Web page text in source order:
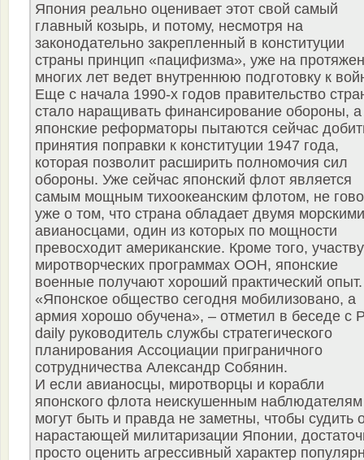
Япония реально оценивает этот свой самый
главный козырь, и потому, несмотря на
законодательно закрепленный в конституции
страны принцип «пацифизма», уже на
многих лет ведет внутреннюю подготовку к
Еще с начала 1990-х годов правительство
стало наращивать финансирование обороны, а
японские реформаторы пытаются сейчас
принятия поправки к конституции 1947 года,
которая позволит расширить полномочия сил
обороны. Уже сейчас японский флот является
самым мощным тихоокеанским флотом, не
уже о том, что страна обладает двумя морскими
авианосцами, один из которых по мощности
превосходит американские. Кроме того,
миротворческих программах ООН, японские
военные получают хороший практический опыт.
«Японское общество сегодня мобилизовано, а
армия хорошо обучена», – отметил в беседе с
daily руководитель службы стратегического
планирования Ассоциации приграничного
сотрудничества Александр Собянин.
И если авианосцы, миротворцы и корабли
японского флота неискушенным наблюдателям
могут быть и правда не заметны, чтобы судить
нарастающей милитаризации Японии,
просто оценить агрессивный характер